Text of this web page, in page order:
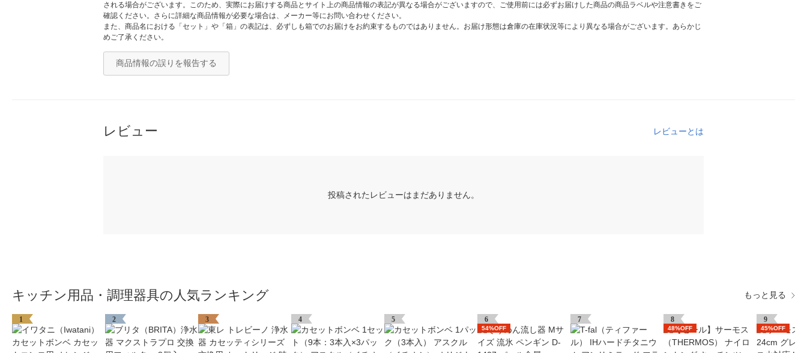
される場合がございます。このため、実際にお届けする商品とサイト上の商品情報の表記が異なる場合がございますので、ご使用前には必ずお届けした商品の商品ラベルや注意書きをご
確認ください。さらに詳細な商品情報が必要な場合は、メーカー等にお問い合わせください。
また、商品名における「セット」や「箱」の表記は、必ずしも箱でのお届けをお約束するものではありません。お届け形態は倉庫の在庫状況等により異なる場合がございます。あらかじ
めご了承ください。
商品情報の誤りを報告する
レビュー レビューとは
投稿されたレビューはまだありません。
キッチン用品・調理器具の人気ランキング もっと見る
1 2 3 4 5 6
54%OFF
7 8
48%OFF
9
45%OFF